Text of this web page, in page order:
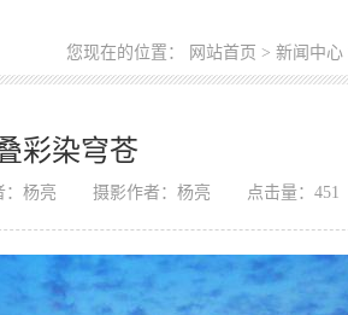
您现在的位置： 网站首页 > 新闻中心
彩染穹苍
：杨亮 摄影作者：杨亮 点击量： 451